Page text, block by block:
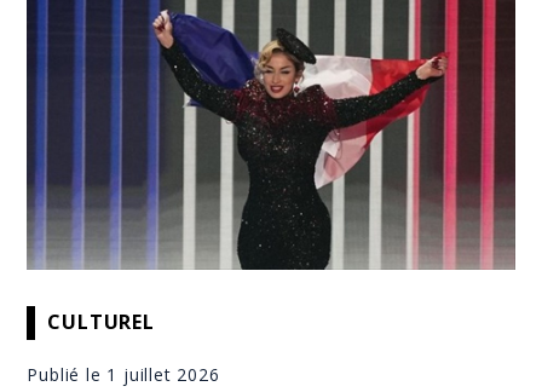
CULTUREL
Publié le 1 juillet 2026